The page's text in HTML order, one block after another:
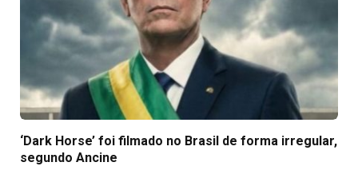
‘Dark Horse’ foi filmado no Brasil de forma irregular,
segundo Ancine